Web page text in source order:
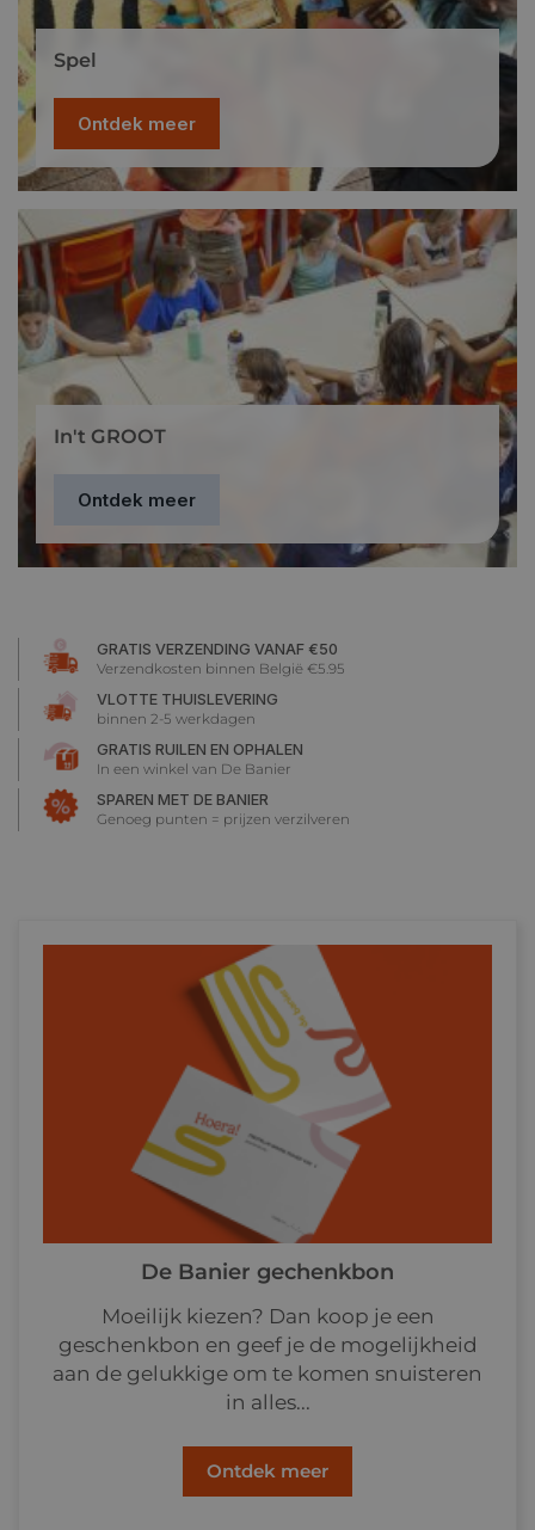
Spel
Ontdek meer
In't GROOT
Ontdek meer
GRATIS VERZENDING VANAF €50
Verzendkosten binnen België €5.95
VLOTTE THUISLEVERING
binnen 2-5 werkdagen
GRATIS RUILEN EN OPHALEN
In een winkel van De Banier
SPAREN MET DE BANIER
Genoeg punten = prijzen verzilveren
De Banier gechenkbon
Moeilijk kiezen? Dan koop je een
geschenkbon en geef je de mogelijkheid
aan de gelukkige om te komen snuisteren
in alles...
Ontdek meer